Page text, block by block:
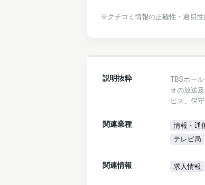
※クチコミ情報の正確性・適切
説明抜粋
TBSホー
オの放送
ビス、保
関連業種 情報・通
テレビ局
関連情報 求人情報